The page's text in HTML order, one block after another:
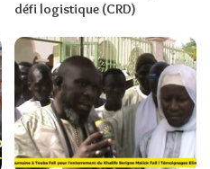
défi logistique (CRD)